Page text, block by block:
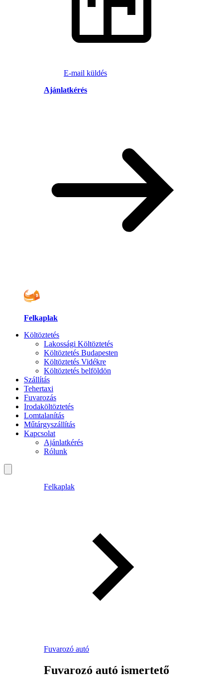
E-mail küldés
Ajánlatkérés
Felkaplak
Költöztetés
Lakossági Költöztetés
Költöztetés Budapesten
Költöztetés Vidékre
Költöztetés belföldön
Szállítás
Tehertaxi
Fuvarozás
Irodaköltöztetés
Lomtalanítás
Műtárgyszállítás
Kapcsolat
Ajánlatkérés
Rólunk
Felkaplak
Fuvarozó autó
Fuvarozó autó ismertető